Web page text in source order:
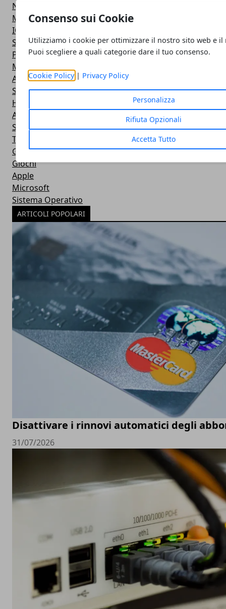
Consenso sui Cookie
Utilizziamo i cookie per ottimizzare il nostro sito web e il
Puoi scegliere a quali categorie dare il tuo consenso.
Cookie Policy| Privacy Policy
Personalizza
Rifiuta Opzionali
Accetta Tutto
Notebook
Monitor
IOS
Smartwatch
Power Bank
Mouse e Tastiera
Apple
Stampante
Hardware
Android
Software
Tablet
Giochi
Giochi
Apple
Microsoft
Sistema Operativo
ARTICOLI POPOLARI
Disattivare i rinnovi automatici degli
31/07/2026